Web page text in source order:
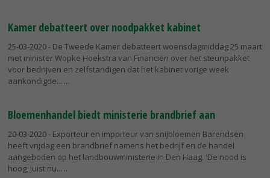
Kamer debatteert over noodpakket kabinet
25-03-2020- De Tweede Kamer debatteert woensdagmiddag 25 maart
met minister Wopke Hoekstra van Financiën over het steunpakket
voor bedrijven en zelfstandigen dat het kabinet vorige week
aankondigde....
Bloemenhandel biedt ministerie brandbrief aan
20-03-2020- Exporteur en importeur van snijbloemen Barendsen
heeft vrijdag een brandbrief namens het bedrijf en de handel
aangeboden op het landbouwministerie in Den Haag. 'De nood is
hoog, juist nu...